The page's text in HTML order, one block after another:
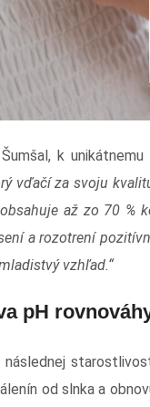
k unikátnemu
vďačí za svoju
až zo 70 %
a rozotrení
vzhľad.“
pH
od slnka a